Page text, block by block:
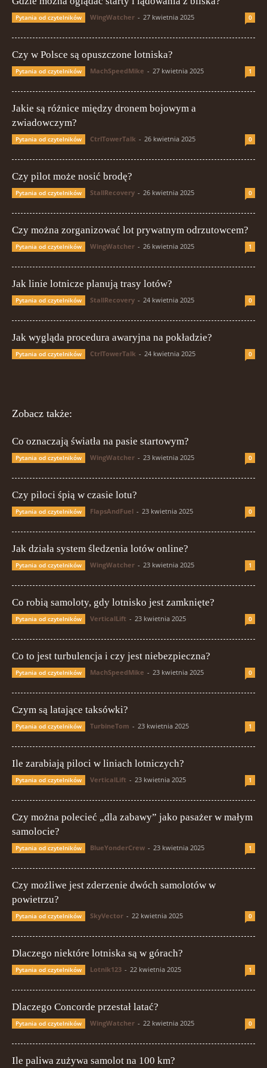
Pytania od czytelników WingWatcher - 27 kwietnia 2025 0
Czy w Polsce są opuszczone lotniska?
Pytania od czytelników MachSpeedMike - 27 kwietnia 2025 1
Jakie są różnice między dronem bojowym a
zwiadowczym?
Pytania od czytelników CtrlTowerTalk - 26 kwietnia 2025 0
Czy pilot może nosić brodę?
Pytania od czytelników StallRecovery - 26 kwietnia 2025 0
Czy można zorganizować lot prywatnym odrzutowcem?
Pytania od czytelników WingWatcher - 26 kwietnia 2025 1
Jak linie lotnicze planują trasy lotów?
Pytania od czytelników StallRecovery - 24 kwietnia 2025 0
Jak wygląda procedura awaryjna na pokładzie?
Pytania od czytelników CtrlTowerTalk - 24 kwietnia 2025 0
Zobacz także:
Co oznaczają światła na pasie startowym?
Pytania od czytelników WingWatcher - 23 kwietnia 2025 0
Czy piloci śpią w czasie lotu?
Pytania od czytelników FlapsAndFuel - 23 kwietnia 2025 0
Jak działa system śledzenia lotów online?
Pytania od czytelników WingWatcher - 23 kwietnia 2025 1
Co robią samoloty, gdy lotnisko jest zamknięte?
Pytania od czytelników VerticalLift - 23 kwietnia 2025 0
Co to jest turbulencja i czy jest niebezpieczna?
Pytania od czytelników MachSpeedMike - 23 kwietnia 2025 0
Czym są latające taksówki?
Pytania od czytelników TurbineTom - 23 kwietnia 2025 1
Ile zarabiają piloci w liniach lotniczych?
Pytania od czytelników VerticalLift - 23 kwietnia 2025 1
Czy można polecieć „dla zabawy” jako pasażer w małym
samolocie?
Pytania od czytelników BlueYonderCrew - 23 kwietnia 2025 1
Czy możliwe jest zderzenie dwóch samolotów w
powietrzu?
Pytania od czytelników SkyVector - 22 kwietnia 2025 0
Dlaczego niektóre lotniska są w górach?
Pytania od czytelników Lotnik123 - 22 kwietnia 2025 1
Dlaczego Concorde przestał latać?
Pytania od czytelników WingWatcher - 22 kwietnia 2025 0
Ile paliwa zużywa samolot na 100 km?